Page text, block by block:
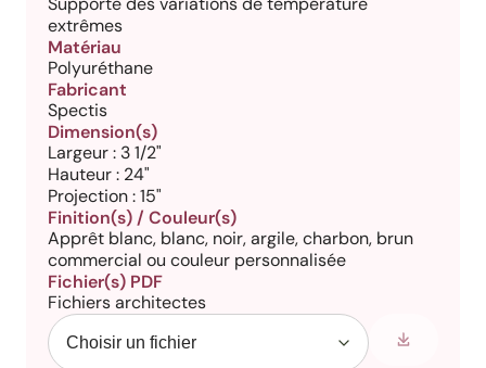
extrêmes
Matériau
Polyuréthane
Fabricant
Spectis
Dimension(s)
Largeur : 3 1/2"
Hauteur : 24"
Projection : 15"
Finition(s) / Couleur(s)
Apprêt blanc, blanc, noir, argile, charbon, brun
commercial ou couleur personnalisée
Fichier(s) PDF
Fichiers architectes